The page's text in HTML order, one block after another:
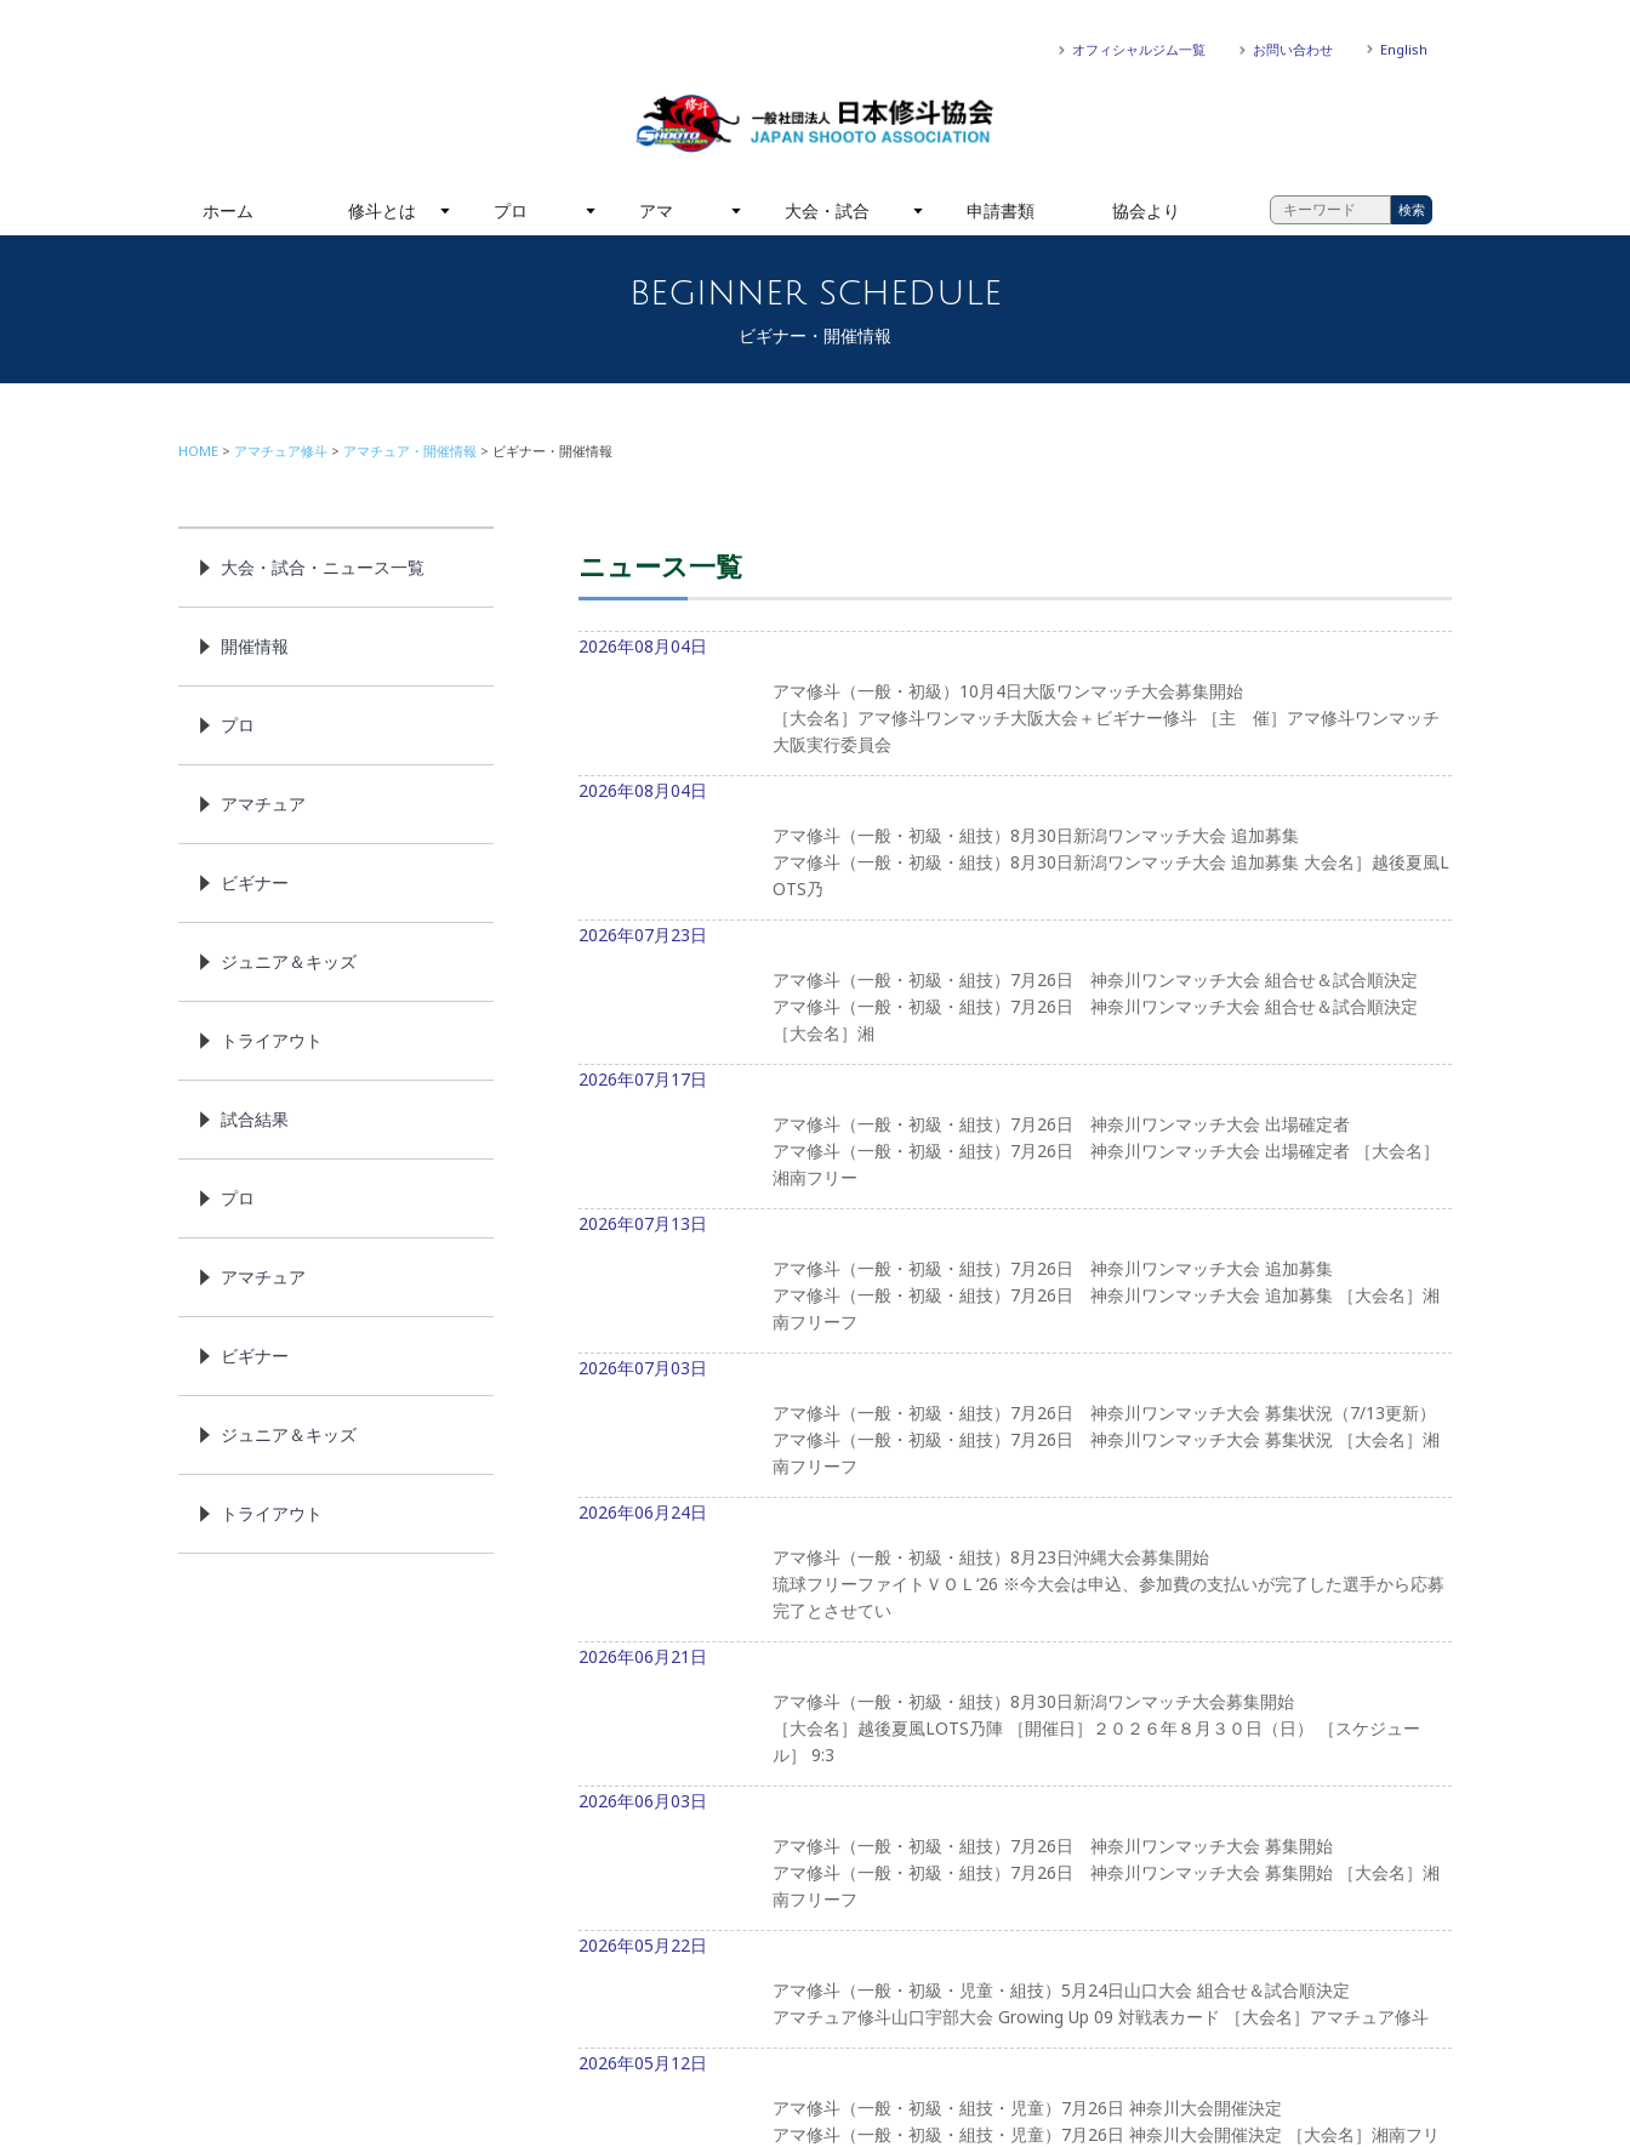
オフィシャルジム一覧 お問い合わせ English
ホーム 修斗とは プロ アマ 大会・試合 申請書類 協会より
beginner schedule
ビギナー・開催情報
HOME アマチュア修斗 アマチュア・開催情報 ビギナー・開催情報
ニュース一覧
2026年08月04日
アマ修斗（一般・初級）10月4日大阪ワンマッチ大会募集開始
［大会名］アマ修斗ワンマッチ大阪大会＋ビギナー修斗 ［主 催］アマ修斗ワンマッチ
大阪実行委員会
2026年08月04日
アマ修斗（一般・初級・組技）8月30日新潟ワンマッチ大会 追加募集
アマ修斗（一般・初級・組技）8月30日新潟ワンマッチ大会 追加募集 大会名］越後夏風L
OTS乃
2026年07月23日
アマ修斗（一般・初級・組技）7月26日 神奈川ワンマッチ大会 組合せ＆試合順決定
アマ修斗（一般・初級・組技）7月26日 神奈川ワンマッチ大会 組合せ＆試合順決定
［大会名］湘
2026年07月17日
アマ修斗（一般・初級・組技）7月26日 神奈川ワンマッチ大会 出場確定者
アマ修斗（一般・初級・組技）7月26日 神奈川ワンマッチ大会 出場確定者 ［大会名］
湘南フリー
2026年07月13日
アマ修斗（一般・初級・組技）7月26日 神奈川ワンマッチ大会 追加募集
アマ修斗（一般・初級・組技）7月26日 神奈川ワンマッチ大会 追加募集 ［大会名］湘
南フリーフ
2026年07月03日
アマ修斗（一般・初級・組技）7月26日 神奈川ワンマッチ大会 募集状況（7/13更新）
アマ修斗（一般・初級・組技）7月26日 神奈川ワンマッチ大会 募集状況 ［大会名］湘
南フリーフ
2026年06月24日
アマ修斗（一般・初級・組技）8月23日沖縄大会募集開始
琉球フリーファイトＶＯＬ‘26 ※今大会は申込、参加費の支払いが完了した選手から応募
完了とさせてい
2026年06月21日
アマ修斗（一般・初級・組技）8月30日新潟ワンマッチ大会募集開始
［大会名］越後夏風LOTS乃陣 ［開催日］２０２６年８月３０日（日） ［スケジュー
ル］ 9:3
2026年06月03日
アマ修斗（一般・初級・組技）7月26日 神奈川ワンマッチ大会 募集開始
アマ修斗（一般・初級・組技）7月26日 神奈川ワンマッチ大会 募集開始 ［大会名］湘
南フリーフ
2026年05月22日
アマ修斗（一般・初級・児童・組技）5月24日山口大会 組合せ＆試合順決定
アマチュア修斗山口宇部大会 Growing Up 09 対戦表カード ［大会名］アマチュア修斗
2026年05月12日
アマ修斗（一般・初級・組技・児童）7月26日 神奈川大会開催決定
アマ修斗（一般・初級・組技・児童）7月26日 神奈川大会開催決定 ［大会名］湘南フリ
大会・試合・ニュース一覧
開催情報
プロ
アマチュア
ビギナー
ジュニア＆キッズ
トライアウト
試合結果
プロ
アマチュア
ビギナー
ジュニア＆キッズ
トライアウト